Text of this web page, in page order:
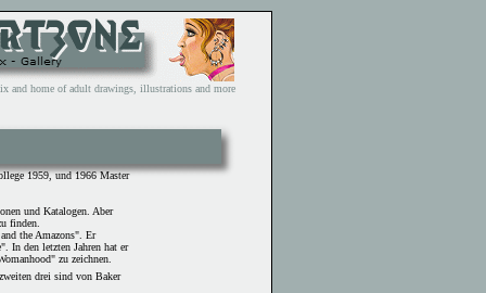
and home of adult drawings, illustrations and more
1959, und 1966 Master
und Katalogen. Aber
finden.
the Amazons". Er
In den letzten Jahren hat er
zu zeichnen.
drei sind von Baker